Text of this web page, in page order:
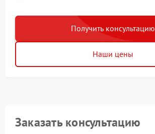
Получить консультацию
Наши цены
Заказать консультацию